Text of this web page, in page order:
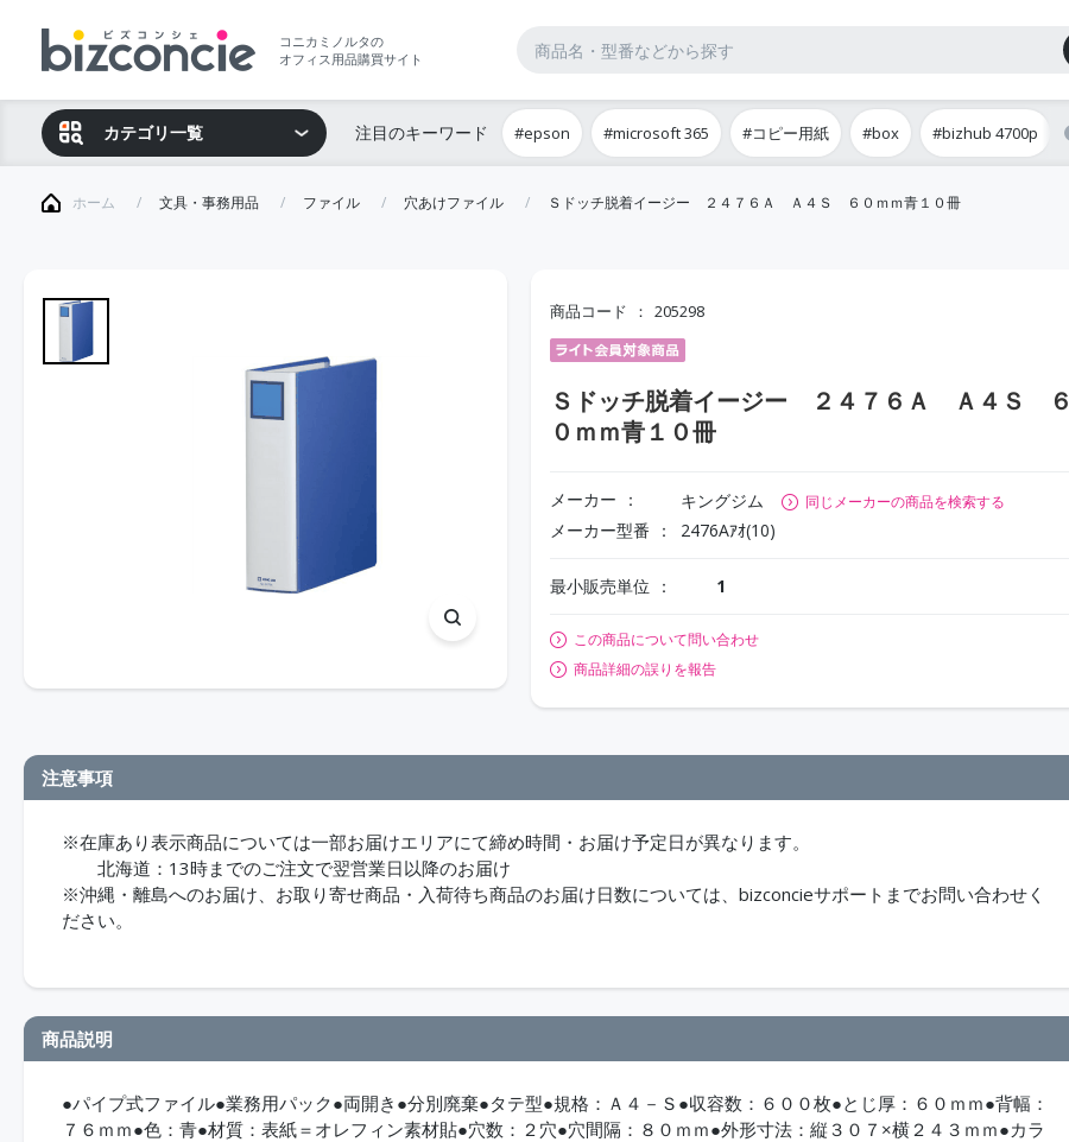
コニカミノルタの
オフィス用品購買サイト
カテゴリ一覧 注目のキーワード #epson #microsoft 365 #コピー用紙 #box #bizhub 4700p
ホーム 文具・事務用品 ファイル 穴あけファイル Ｓドッチ脱着イージー ２４７６Ａ Ａ４Ｓ ６０ｍｍ青１０冊
商品コード 205298
Ｓドッチ脱着イージー ２４７６Ａ Ａ４Ｓ ６
０ｍｍ青１０冊
メーカー キングジム 同じメーカーの商品を検索する
メーカー型番 2476Aｱｵ(10)
最小販売単位 1
この商品について問い合わせ
商品詳細の誤りを報告
注意事項
※在庫あり表示商品については一部お届けエリアにて締め時間・お届け予定日が異なります。
北海道：13時までのご注文で翌営業日以降のお届け
※沖縄・離島へのお届け、お取り寄せ商品・入荷待ち商品のお届け日数については、bizconcieサポートまでお問い合わせく
ださい。
商品説明
●パイプ式ファイル●業務用パック●両開き●分別廃棄●タテ型●規格：Ａ４－Ｓ●収容数：６００枚●とじ厚：６０ｍｍ●背幅：
７６ｍｍ●色：青●材質：表紙＝オレフィン素材貼●穴数：２穴●穴間隔：８０ｍｍ●外形寸法：縦３０７×横２４３ｍｍ●カラ